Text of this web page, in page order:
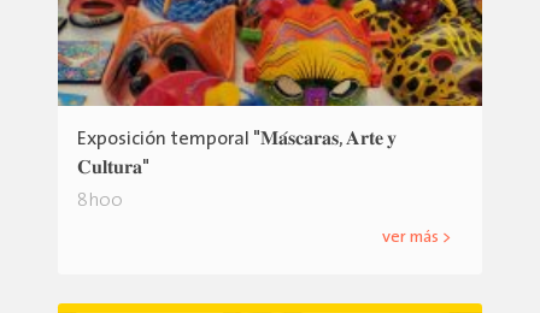
Exposición temporal "𝐌𝐚́𝐬𝐜𝐚𝐫𝐚𝐬, 𝐀𝐫𝐭𝐞 𝐲
𝐂𝐮𝐥𝐭𝐮𝐫𝐚"
8h00
ver más >